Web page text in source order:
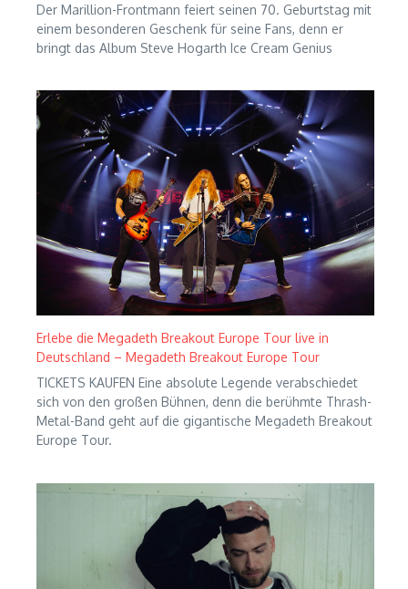
Der Marillion-Frontmann feiert seinen 70. Geburtstag mit
einem besonderen Geschenk für seine Fans, denn er
bringt das Album Steve Hogarth Ice Cream Genius
Erlebe die Megadeth Breakout Europe Tour live in
Deutschland – Megadeth Breakout Europe Tour
TICKETS KAUFEN Eine absolute Legende verabschiedet
sich von den großen Bühnen, denn die berühmte Thrash-
Metal-Band geht auf die gigantische Megadeth Breakout
Europe Tour.